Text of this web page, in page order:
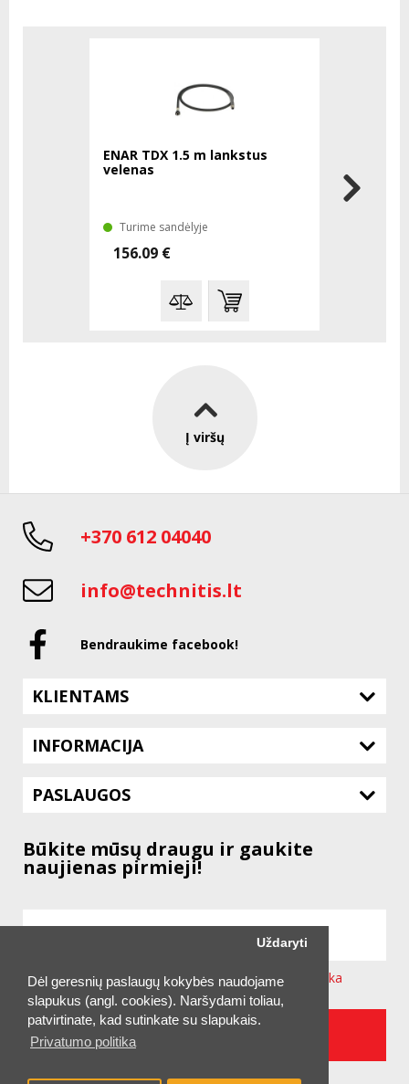
Dėl geresnių paslaugų kokybės naudojame
slapukus (angl. cookies). Naršydami toliau,
patvirtinate, kad sutinkate su slapukais.
Privatumo politika
Uždaryti
ENAR TDX 1.5 m lankstus
velenas
Turime sandėlyje
156.09 €
Į viršų
+370 612 04040
info@technitis.lt
Bendraukime facebook!
KLIENTAMS
INFORMACIJA
PASLAUGOS
Būkite mūsų draugu ir gaukite
naujienas pirmieji!
Sutinku su svetainėje taikomaPrivatumo Politika
UŽSAKYTI NAUJIENLAIŠKĮ